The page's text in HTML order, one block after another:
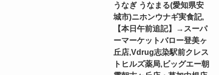
うなぎ うなまる(愛知県安
城市)ニホンウナギ実食記,
【本日午前追記】→スーパ
ーマーケットバロー登美ヶ
丘店,Vdrug志染駅前クレス
トヒルズ薬局,ビッグエー朝